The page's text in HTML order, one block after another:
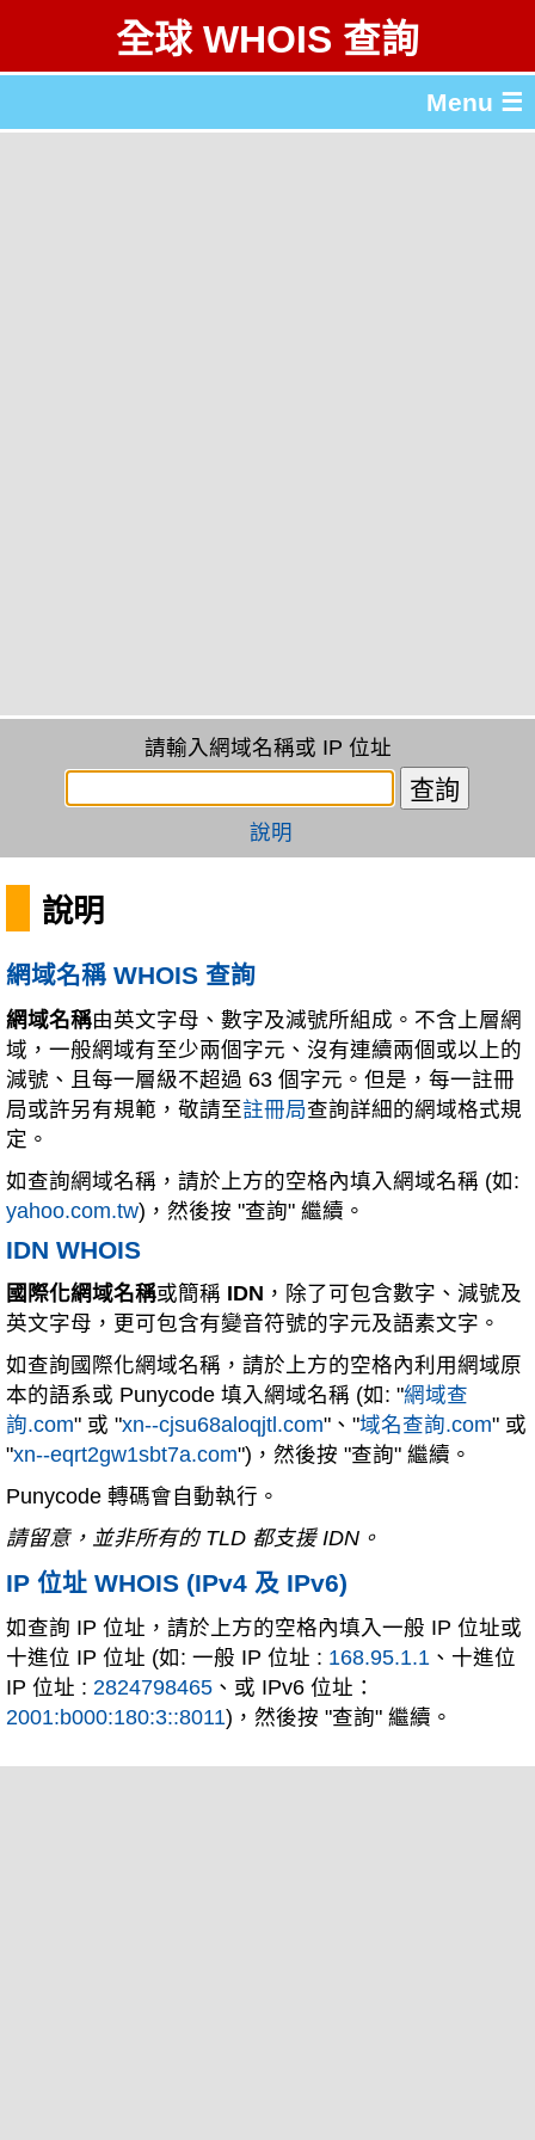
全球 WHOIS 查詢
Menu ☰
請輸入網域名稱或 IP 位址
說明
說明
網域名稱 WHOIS 查詢
網域名稱由英文字母、數字及減號所組成。不含上層網
域，一般網域有至少兩個字元、沒有連續兩個或以上的
減號、且每一層級不超過 63 個字元。但是，每一註冊
局或許另有規範，敬請至註冊局查詢詳細的網域格式規
定。
如查詢網域名稱，請於上方的空格內填入網域名稱 (如:
yahoo.com.tw)，然後按 "查詢" 繼續。
IDN WHOIS
國際化網域名稱或簡稱 IDN ，除了可包含數字、減號及
英文字母，更可包含有變音符號的字元及語素文字。
如查詢國際化網域名稱，請於上方的空格內利用網域原
本的語系或 Punycode 填入網域名稱 (如: "網域查
詢.com" 或 "xn--cjsu68aloqjtl.com"、"域名查詢.com" 或
"xn--eqrt2gw1sbt7a.com")，然後按 "查詢" 繼續。
Punycode 轉碼會自動執行。
請留意，並非所有的 TLD 都支援 IDN。
IP 位址 WHOIS (IPv4 及 IPv6)
如查詢 IP 位址，請於上方的空格內填入一般 IP 位址或
十進位 IP 位址 (如: 一般 IP 位址 : 168.95.1.1 、十進位
IP 位址 : 2824798465 、或 IPv6 位址：
2001:b000:180:3::8011)，然後按 "查詢" 繼續。